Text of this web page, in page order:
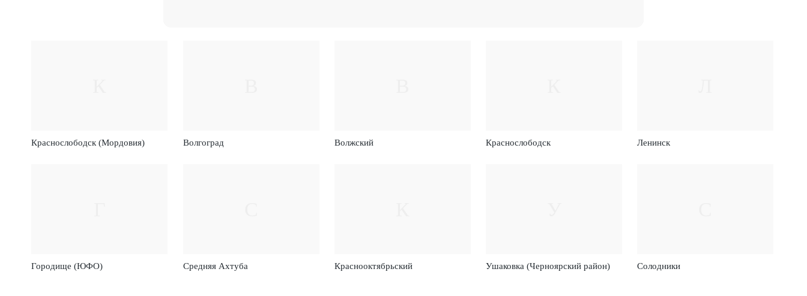
Краснослободск (Мордовия) Волгоград Волжский Краснослободск Ленинск
Городище (ЮФО) Средняя Ахтуба Краснооктябрьский Ушаковка (Черноярский район) Солодники